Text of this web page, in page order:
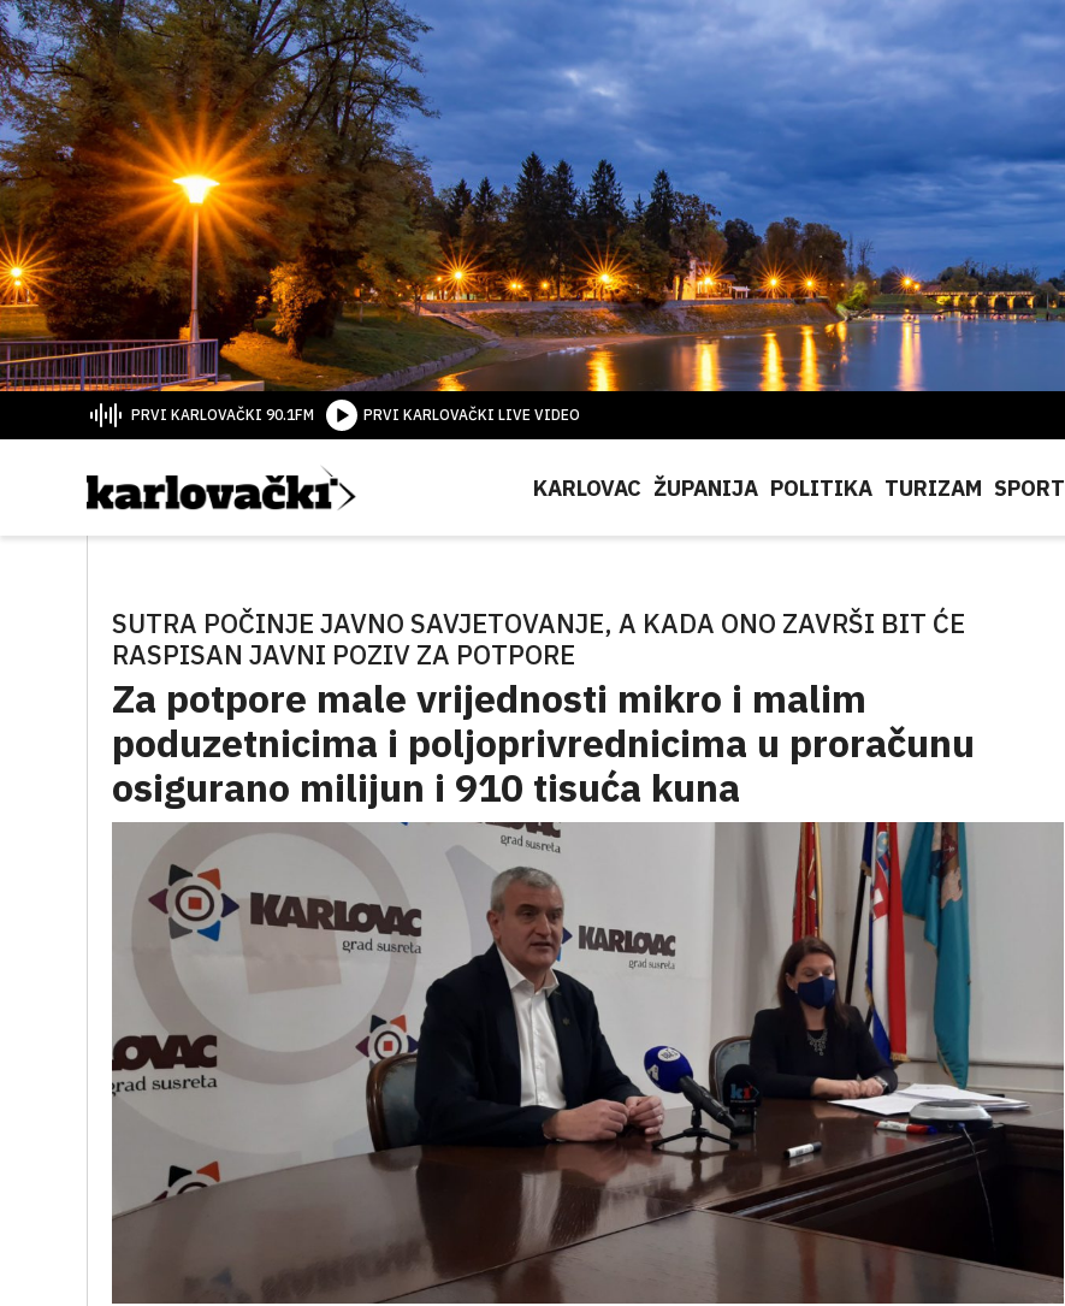
PRVI KARLOVAČKI 90.1FM PRVI KARLOVAČKI LIVE VIDEO
KARLOVAC ŽUPANIJA POLITIKA TURIZAM SPORT
SUTRA POČINJE JAVNO SAVJETOVANJE, A KADA ONO ZAVRŠI BIT ĆE
RASPISAN JAVNI POZIV ZA POTPORE
Za potpore male vrijednosti mikro i malim
poduzetnicima i poljoprivrednicima u proračunu
osigurano milijun i 910 tisuća kuna